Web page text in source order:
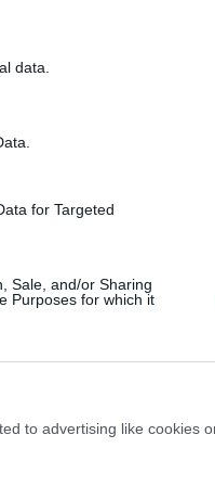
data.
for Targeted
Sale, and/or Sharing
Purposes for which it
to advertising like cookies